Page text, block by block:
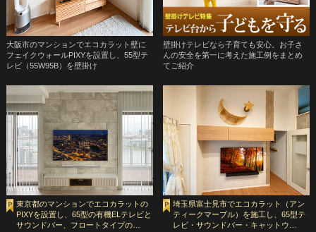
大阪市のマンションでエコカラット壁に
フェイクウォールPIXYを設置し、55型テ
レビ（55W95B）を壁掛け
壁掛けテレビなら子育ても安心。お子さ
んの安全を第一に考えた施工例をまとめ
てご紹介
東京都のマンションでエコカラットの
PIXYを設置し、65型の有機ELテレビと
サウンドバー、フロートタイプの…
埼玉県富士見市でエコカラット（アン
ティークマーブル）を施工し、65型テ
レビ・サウンドバー・キャットウ…